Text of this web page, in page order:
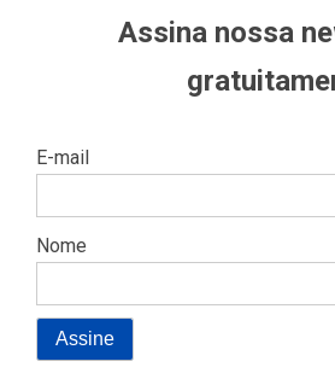
Assina nossa
E-mail
Nome